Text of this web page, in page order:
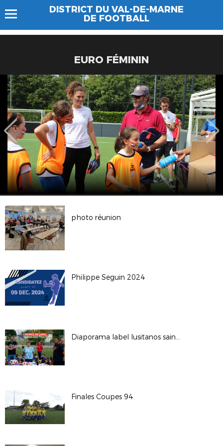
DISTRICT DU VAL-DE-MARNE
DE FOOTBALL
EURO FÉMININ
photo réunion
Philippe Seguin 2024
Diaporama label lusitanos saint maur
Finales Coupes 94